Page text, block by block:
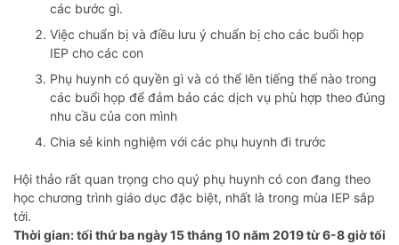
các bước gì.
Việc chuẩn bị và điều lưu ý chuẩn bị cho các buổi họp
IEP cho các con
Phụ huynh có quyền gì và có thể lên tiếng thế nào trong
các buổi họp để đảm bảo các dịch vụ phù hợp theo đúng
nhu cầu của con mình
Chia sẻ kinh nghiệm với các phụ huynh đi trước
Hội thảo rất quan trọng cho quý phụ huynh có con đang theo
học chương trình giáo dục đặc biệt, nhất là trong mùa IEP sắp
tới.
Thời gian: tối thứ ba ngày 15 tháng 10 năm 2019 từ 6-8 giờ tối